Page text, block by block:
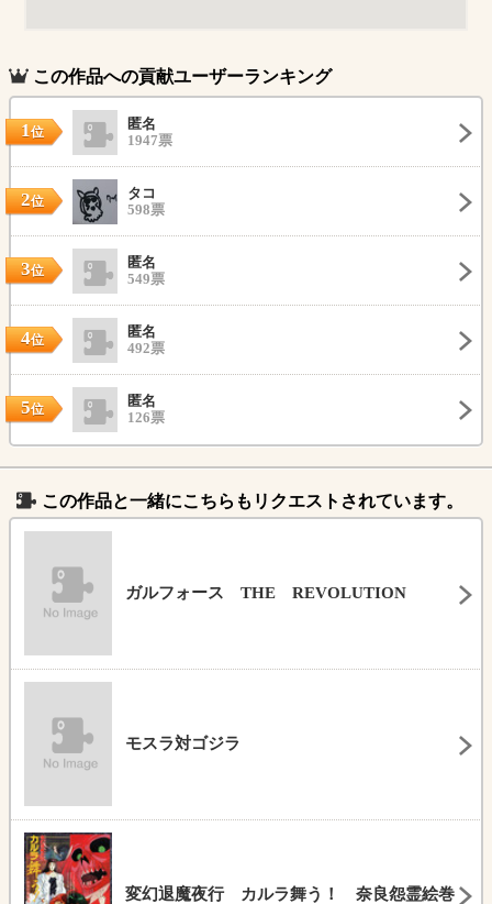
この作品への貢献ユーザーランキング
1位
匿名
1947票
2位
タコ
598票
3位
匿名
549票
4位
匿名
492票
5位
匿名
126票
この作品と一緒にこちらもリクエストされています。
ガルフォース THE REVOLUTION
モスラ対ゴジラ
変幻退魔夜行 カルラ舞う！ 奈良怨霊絵巻